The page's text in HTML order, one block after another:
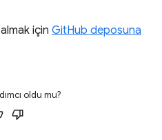
için GitHub deposuna
oldu mu?